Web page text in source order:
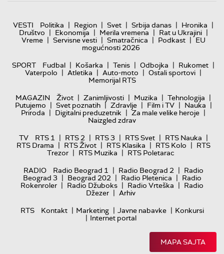
VESTI Politika | Region | Svet | Srbija danas | Hronika |
Društvo | Ekonomija | Merila vremena | Rat u Ukrajini |
Vreme | Servisne vesti | Smatračnica | Podkast | EU
mogućnosti 2026
SPORT
Fudbal | Košarka | Tenis | Odbojka | Rukomet |
Vaterpolo | Atletika | Auto-moto | Ostali sportovi |
Memorijal RTS
MAGAZIN
Život | Zanimljivosti | Muzika | Tehnologija |
Putujemo | Svet poznatih | Zdravlje | Film i TV | Nauka |
Priroda | Digitalni preduzetnik | Za male velike heroje |
Naizgled zdrav
TV
RTS 1 | RTS 2 | RTS 3 | RTS Svet | RTS Nauka |
RTS Drama | RTS Život | RTS Klasika | RTS Kolo | RTS
Trezor | RTS Muzika | RTS Poletarac
RADIO
Radio Beograd 1 | Radio Beograd 2 | Radio
Beograd 3 | Beograd 202 | Radio Pletenica | Radio
Rokenroler | Radio Džuboks | Radio Vrteška | Radio
Džezer | Arhiv
RTS
Kontakt | Marketing | Javne nabavke | Konkursi
| Internet portal
MAPA SAJTA